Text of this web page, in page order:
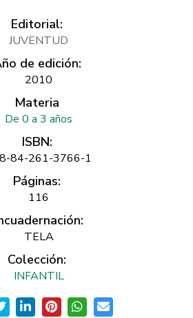
Editorial:
JUVENTUD
de edición:
2010
Materia
De 0 a 3 años
ISBN:
84-261-3766-1
Páginas:
116
TELA
Colección:
INFANTIL